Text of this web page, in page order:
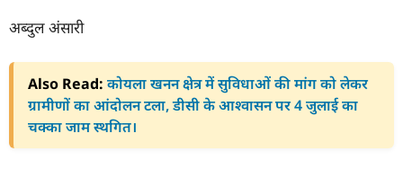
अब्दुल अंसारी
Also Read: कोयला खनन क्षेत्र में सुविधाओं की मांग को लेकर
ग्रामीणों का आंदोलन टला, डीसी के आश्वासन पर 4 जुलाई का
चक्का जाम स्थगित।